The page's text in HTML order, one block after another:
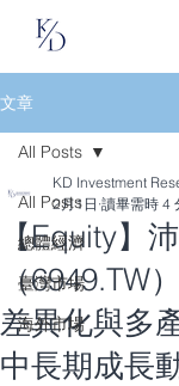
文章
All Posts
總體經濟
臺灣市場
海外市場
All Posts
【Equity】
（6949.TW
差異化與多
中長期成長
KD Investment
2月1日 讀畢需時 4